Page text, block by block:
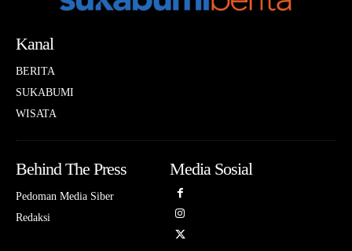
Kanal
BERITA
SUKABUMI
WISATA
Behind The Press
Pedoman Media Siber
Redaksi
Media Sosial